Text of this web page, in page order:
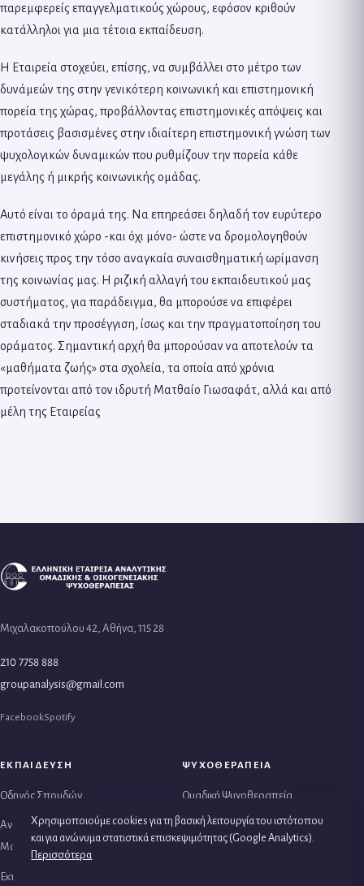
παρεμφερείς επαγγελματικούς χώρους, εφόσον κριθούν
κατάλληλοι για μια τέτοια εκπαίδευση.
Η Εταιρεία στοχεύει, επίσης, να συμβάλλει στο μέτρο των
δυνάμεών της στην γενικότερη κοινωνική και επιστημονική
πορεία της χώρας, προβάλλοντας επιστημονικές απόψεις και
προτάσεις βασισμένες στην ιδιαίτερη επιστημονική γνώση των
ψυχολογικών δυναμικών που ρυθμίζουν την πορεία κάθε
μεγάλης ή μικρής κοινωνικής ομάδας.
Αυτό είναι το όραμά της. Να επηρεάσει δηλαδή τον ευρύτερο
επιστημονικό χώρο -και όχι μόνο- ώστε να δρομολογηθούν
κινήσεις προς την τόσο αναγκαία συναισθηματική ωρίμανση
της κοινωνίας μας. Η ριζική αλλαγή του εκπαιδευτικού μας
συστήματος, για παράδειγμα, θα μπορούσε να επιφέρει
σταδιακά την προσέγγιση, ίσως και την πραγματοποίηση του
οράματος. Σημαντική αρχή θα μπορούσαν να αποτελούν τα
«μαθήματα ζωής» στα σχολεία, τα οποία από χρόνια
προτείνονται από τον ιδρυτή Ματθαίο Γιωσαφάτ, αλλά και από
μέλη της Εταιρείας
Μιχαλακοπούλου 42, Αθήνα, 115 28
210 7758 888
groupanalysis@gmail.com
FacebookSpotify
ΕΚΠΑΙΔΕΥΣΗ
Οδηγός Σπουδών
Αναλυτικό Πρόγραμμα
Μαθημάτων
Εκπαιδευτές Αναλυτές -
ΨΥΧΟΘΕΡΑΠΕΙΑ
Ομαδική Ψυχοθεραπεία
Θεραπεία Ζεύγους
Χρησιμοποιούμε cookies για τη βασική λειτουργία του ιστότοπου
και για ανώνυμα στατιστικά επισκεψιμότητας (Google Analytics).
Περισσότερα